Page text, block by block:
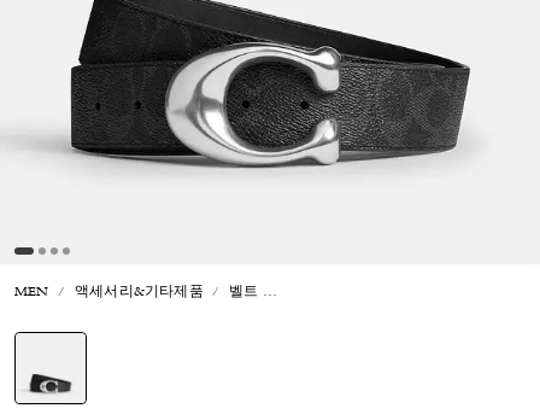
MEN 액세서리&기타제품 벨트